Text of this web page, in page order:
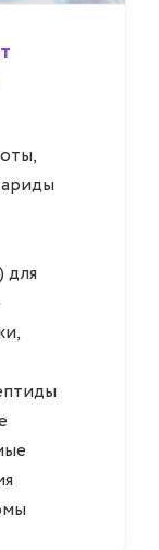
для